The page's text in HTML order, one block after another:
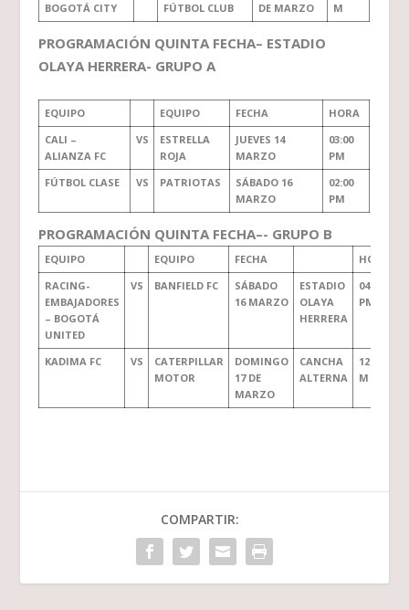
BOGOTÁ CITY
FÚTBOL CLUB
DE MARZO
M
PROGRAMACIÓN QUINTA FECHA– ESTADIO
OLAYA HERRERA- GRUPO A
EQUIPO EQUIPO FECHA
HORA
CALI –
ALIANZA FC
VS
ESTRELLA
ROJA
JUEVES 14
MARZO
03:00
PM
FÚTBOL CLASE
VS PATRIOTAS
SÁBADO 16
MARZO
02:00
PM
PROGRAMACIÓN QUINTA FECHA–- GRUPO B
EQUIPO EQUIPO FECHA
HORA
RACING-
EMBAJADORES
– BOGOTÁ
UNITED
VS BANFIELD FC
SÁBADO
16 MARZO
ESTADIO
OLAYA
HERRERA
04:00
PM
KADIMA FC VS
CATERPILLAR
MOTOR
DOMINGO
17 DE
MARZO
CANCHA
ALTERNA
12:00
M
COMPARTIR: